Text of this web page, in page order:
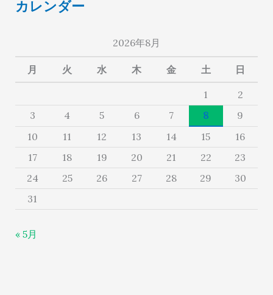
カレンダー
2026年8月
月 火 水 木 金 土 日
1
2
3
4 5 6 7 8
9
10
11 12 13 14 15
16
17
18 19 20 21 22
23
24
25 26 27 28 29
30
31
« 5月